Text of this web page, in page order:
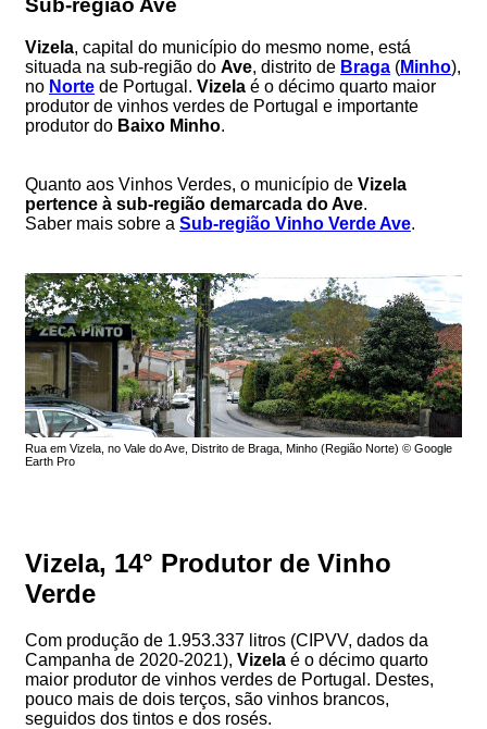
Sub-região Ave
Vizela, capital do município do mesmo nome, está
situada na sub-região do Ave, distrito de Braga (Minho),
no Norte de Portugal. Vizela é o décimo quarto maior
produtor de vinhos verdes de Portugal e importante
produtor do Baixo Minho.
Quanto aos Vinhos Verdes, o município de Vizela
pertence à sub-região demarcada do Ave.
Saber mais sobre a Sub-região Vinho Verde Ave.
Rua em Vizela, no Vale do Ave, Distrito de Braga, Minho (Região Norte) © Google
Earth Pro
Vizela, 14° Produtor de Vinho
Verde
Com produção de 1.953.337 litros (CIPVV, dados da
Campanha de 2020-2021), Vizela é o décimo quarto
maior produtor de vinhos verdes de Portugal. Destes,
pouco mais de dois terços, são vinhos brancos,
seguidos dos tintos e dos rosés.